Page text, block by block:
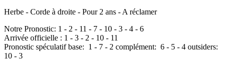
Herbe - Corde à droite - Pour 2 ans - A réclamer
Notre Pronostic: 1 - 2 - 11 - 7 - 10 - 3 - 4 - 6
Arrivée officielle : 1 - 3 - 2 - 10 - 11
Pronostic spéculatif base: 1 - 7 - 2 complément: 6 - 5 - 4 outsiders:
10 - 3